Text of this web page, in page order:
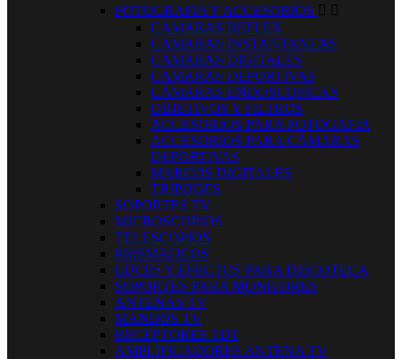
FOTOGRAFIA Y ACCESORIOS  
CAMARAS REFLEX
CAMARAS INSTANTANEAS
CAMARAS DIGITALES
CAMARAS DEPORTIVAS
CÁMARAS ENDOSCOPICAS
OBJETIVOS Y FILTROS
ACCESORIOS PARA FOTOGAFIA
ACCESORIOS PARA CÁMARAS
DEPORTIVAS
MARCOS DIGITALES
TRIPODES
SOPORTES TV
MICROSCOPIOS
TELESCOPIOS
PRISMATICOS
LUCES Y EFECTOS PARA DISCOTECA
SOPORTES PARA MONITORES
ANTENAS TV
MANDOS TV
RECEPTORES TDT
AMPLIFICADORES ANTENA TV